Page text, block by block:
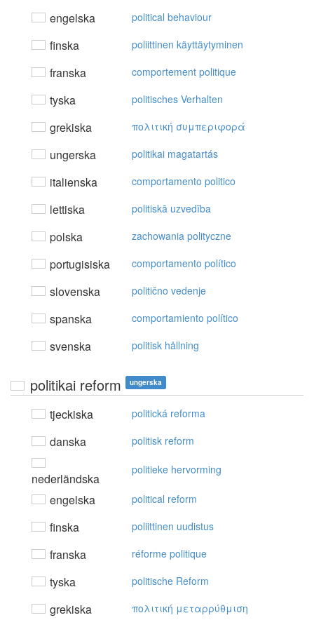
engelska political behaviour
finska poliittinen käyttäytyminen
franska comportement politique
tyska politisches Verhalten
grekiska πoλιτική συμπεριφoρά
ungerska politikai magatartás
italienska comportamento politico
lettiska politiskā uzvedība
polska zachowania polityczne
portugisiska comportamento político
slovenska politično vedenje
spanska comportamiento político
svenska politisk hållning
politikai reform ungerska
tjeckiska politická reforma
danska politisk reform
nederländska
politieke hervorming
engelska political reform
finska poliittinen uudistus
franska réforme politique
tyska politische Reform
grekiska πoλιτική μεταρρύθμιση